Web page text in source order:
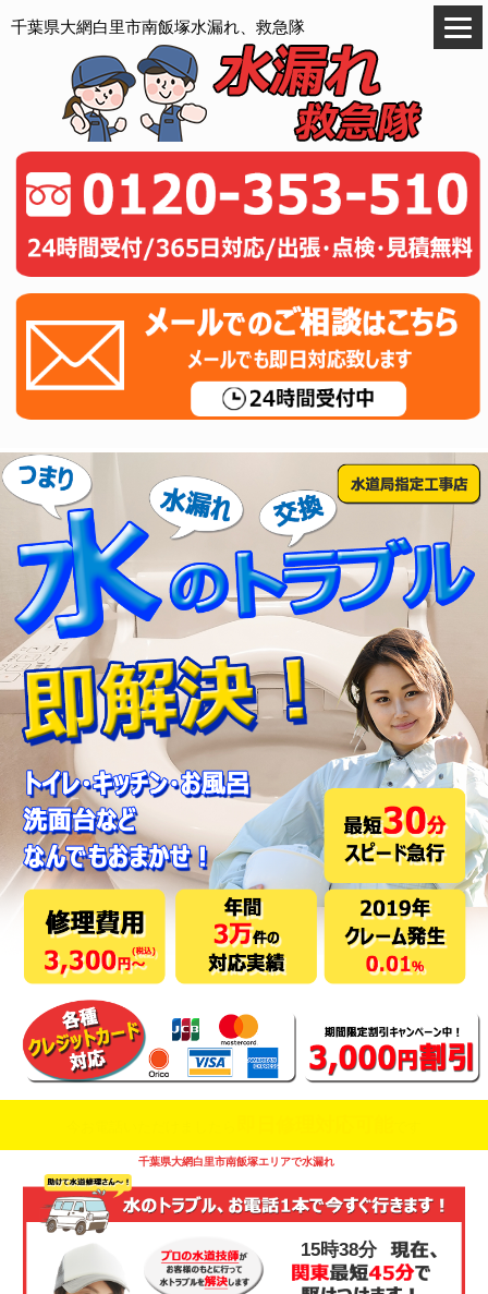
千葉県大網白里市南飯塚水漏れ、救急隊
千葉県大網白里市南飯塚エリアで水漏れ
15時39分